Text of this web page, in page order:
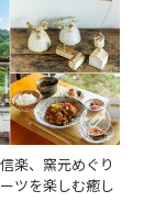
楽、窯元めぐり
ツを楽しむ癒し